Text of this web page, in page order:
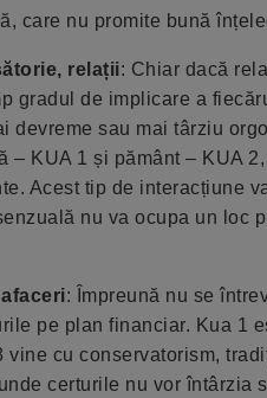
care nu promite bună
relații: Chiar dacă
gradul de implicare a
devreme sau mai târziu
– KUA 1 și pământ – KUA
Acest tip de interacțiune
nu va ocupa un loc
: Împreună nu se
pe plan financiar. Kua 1
vine cu conservatorism,
certurile nu vor întârzia